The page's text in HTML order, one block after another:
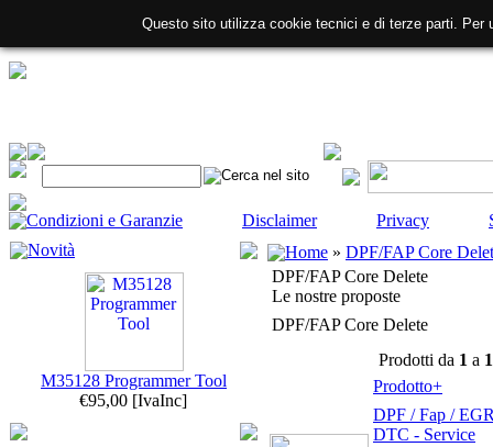
Condizioni e Garanzie Disclaimer Privacy
Novità
M35128 Programmer Tool
€95,00 [IvaInc]
Home » DPF/FAP Core
DPF/FAP Core Delete
Le nostre proposte
DPF/FAP Core Delete
Prodotti da 1 a 1
Prodotto+
DPF / Fap /
DTC - Service
Questo sito utilizza cookie tecnici e di terze parti.